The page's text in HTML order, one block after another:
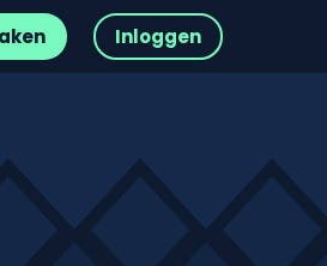
Inloggen